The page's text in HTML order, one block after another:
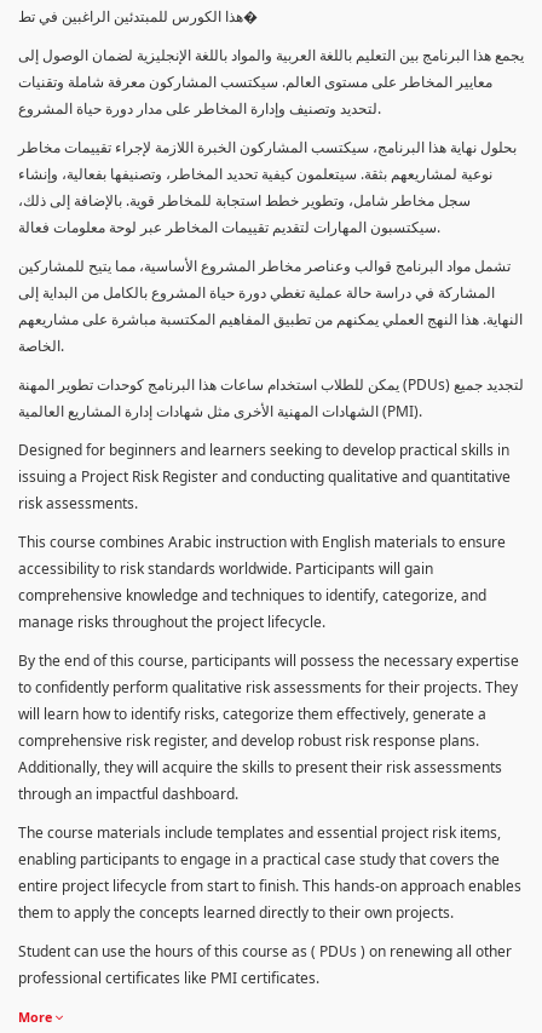
هذا الكورس للمبتدئين الراغبين في تط�
يجمع هذا البرنامج بين التعليم باللغة العربية والمواد باللغة الإنجليزية لضمان الوصول إلى
معايير المخاطر على مستوى العالم. سيكتسب المشاركون معرفة شاملة وتقنيات
لتحديد وتصنيف وإدارة المخاطر على مدار دورة حياة المشروع.
بحلول نهاية هذا البرنامج، سيكتسب المشاركون الخبرة اللازمة لإجراء تقييمات مخاطر
نوعية لمشاريعهم بثقة. سيتعلمون كيفية تحديد المخاطر، وتصنيفها بفعالية، وإنشاء
سجل مخاطر شامل، وتطوير خطط استجابة للمخاطر قوية. بالإضافة إلى ذلك،
سيكتسبون المهارات لتقديم تقييمات المخاطر عبر لوحة معلومات فعالة.
تشمل مواد البرنامج قوالب وعناصر مخاطر المشروع الأساسية، مما يتيح للمشاركين
المشاركة في دراسة حالة عملية تغطي دورة حياة المشروع بالكامل من البداية إلى
النهاية. هذا النهج العملي يمكنهم من تطبيق المفاهيم المكتسبة مباشرة على مشاريعهم
الخاصة.
يمكن للطلاب استخدام ساعات هذا البرنامج كوحدات تطوير المهنة (PDUs) لتجديد جميع
الشهادات المهنية الأخرى مثل شهادات إدارة المشاريع العالمية (PMI).
Designed for beginners and learners seeking to develop practical skills in
issuing a Project Risk Register and conducting qualitative and quantitative
risk assessments.
This course combines Arabic instruction with English materials to ensure
accessibility to risk standards worldwide. Participants will gain
comprehensive knowledge and techniques to identify, categorize, and
manage risks throughout the project lifecycle.
By the end of this course, participants will possess the necessary expertise
to confidently perform qualitative risk assessments for their projects. They
will learn how to identify risks, categorize them effectively, generate a
comprehensive risk register, and develop robust risk response plans.
Additionally, they will acquire the skills to present their risk assessments
through an impactful dashboard.
The course materials include templates and essential project risk items,
enabling participants to engage in a practical case study that covers the
entire project lifecycle from start to finish. This hands-on approach enables
them to apply the concepts learned directly to their own projects.
Student can use the hours of this course as ( PDUs ) on renewing all other
professional certificates like PMI certificates.
More